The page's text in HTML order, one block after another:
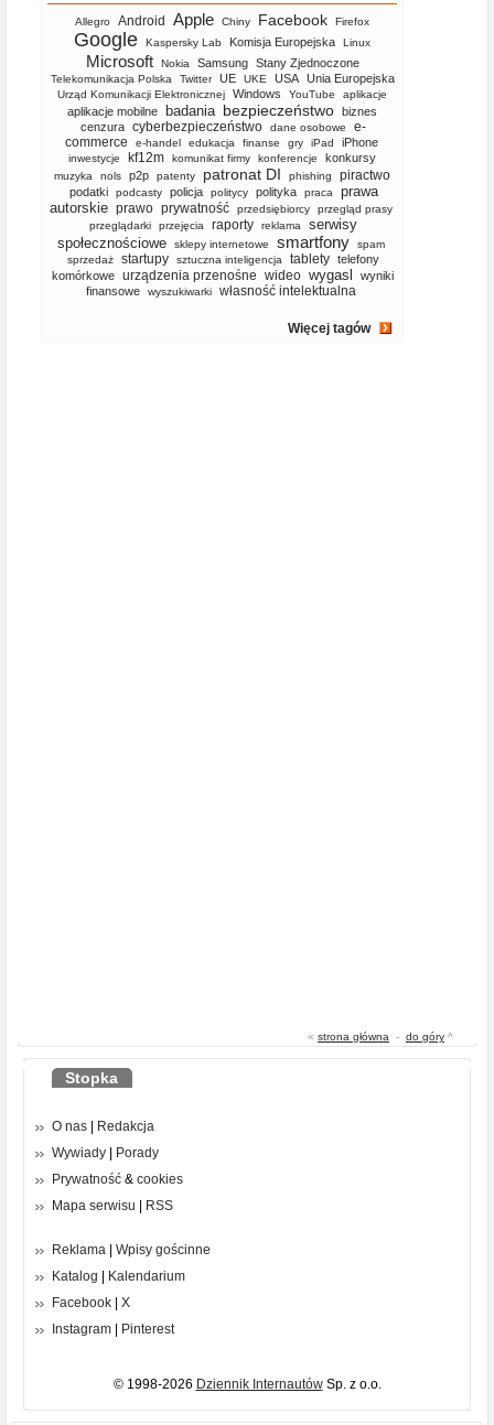
Allegro Android Apple Chiny Facebook Firefox
Google Kaspersky Lab Komisja Europejska Linux
Microsoft Nokia Samsung Stany Zjednoczone
Telekomunikacja Polska Twitter UE UKE USA Unia Europejska
Urząd Komunikacji Elektronicznej Windows YouTube aplikacje
aplikacje mobilne badania bezpieczeństwo biznes
cenzura cyberbezpieczeństwo dane osobowe
e-
commerce
e-handel edukacja finanse gry iPad iPhone
inwestycje kf12m komunikat firmy konferencje konkursy
muzyka nols p2p patenty patronat DI phishing piractwo
podatki podcasty policja politycy polityka praca
prawa
autorskie prawo prywatność przedsiębiorcy
przegląd prasy
przeglądarki
przejęcia raporty reklama
serwisy
społecznościowe
sklepy internetowe smartfony
spam
sprzedaż
startupy sztuczna inteligencja tablety telefony
komórkowe
urządzenia przenośne wideo wygasl
wyniki
finansowe
wyszukiwarki własność intelektualna
Więcej tagów
« strona główna - do góry ^
Stopka
O nas
Redakcja
Wywiady
Porady
Prywatność & cookies
Mapa serwisu
RSS
Reklama
Wpisy gościnne
Katalog
Kalendarium
Facebook
X
Instagram
Pinterest
© 1998-2026 Dziennik InternautówSp. z o.o.